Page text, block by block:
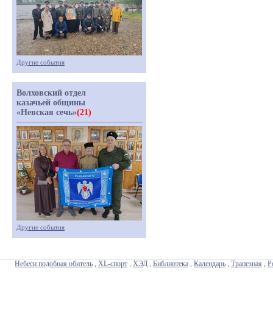
Другие события
Волховский отдел
казачьей общины
«Невская сечь»(21)
Другие события
Небеси подобная обитель , XL-спорт , ХЭД , Библиотека , Календарь , Трапезная ,